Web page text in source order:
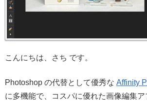
こんにちは、さち です。
Photoshop の代替として優秀な Affinity
に多機能で、コスパに優れた画像編集ア